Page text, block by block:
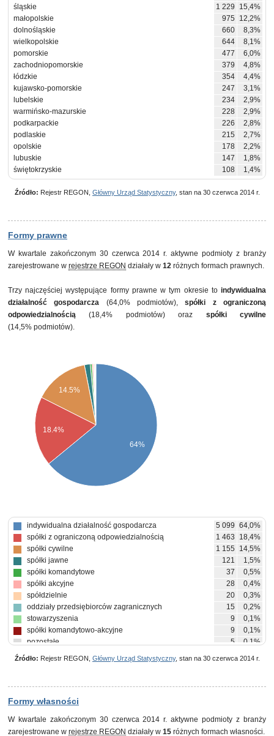
śląskie
1 229
15,4%
małopolskie
975
12,2%
dolnośląskie
660
8,3%
wielkopolskie
644
8,1%
pomorskie
477
6,0%
zachodniopomorskie
379
4,8%
łódzkie
354
4,4%
kujawsko-pomorskie
247
3,1%
lubelskie
234
2,9%
warmińsko-mazurskie
228
2,9%
podkarpackie
226
2,8%
podlaskie
215
2,7%
opolskie
178
2,2%
lubuskie
147
1,8%
świętokrzyskie
108 1,4%
Źródło: Rejestr REGON, Główny Urząd Statystyczny, stan na 30 czerwca 2014 r.
Formy prawne
W kwartale zakończonym 30 czerwca 2014 r. aktywne podmioty z branży
zarejestrowane w rejestrze REGON działały w 12 różnych formach prawnych.
Trzy najczęściej występujące formy prawne w tym okresie to indywidualna
działalność gospodarcza (64,0% podmiotów),spółki z ograniczoną
odpowiedzialnością (18,4% podmiotów) oraz spółki cywilne
(14,5% podmiotów).
14.5%
18.4%
64%
indywidualna działalność gospodarcza 5 099 64,0%
spółki z ograniczoną odpowiedzialnością
1 463
18,4%
spółki cywilne
1 155
14,5%
spółki jawne
121
1,5%
spółki komandytowe
37
0,5%
spółki akcyjne
28
0,4%
spółdzielnie
20
0,3%
oddziały przedsiębiorców zagranicznych
15
0,2%
stowarzyszenia
9
0,1%
spółki komandytowo-akcyjne
9
0,1%
pozostałe
5 0,1%
Źródło: Rejestr REGON, Główny Urząd Statystyczny, stan na 30 czerwca 2014 r.
Formy własności
W kwartale zakończonym 30 czerwca 2014 r. aktywne podmioty z branży
zarejestrowane w rejestrze REGON działały w 15 różnych formach własności.